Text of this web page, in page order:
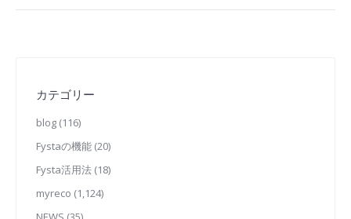
カテゴリー
blog (116)
Fystaの機能 (20)
Fysta活用法 (18)
myreco (1,124)